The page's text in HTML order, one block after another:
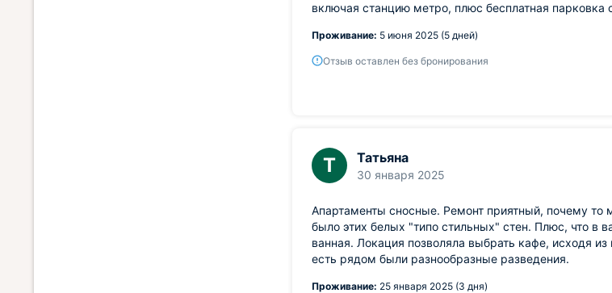
включая станцию метро, плюс бесплатная
Проживание: 5 июня 2025 (5 дней)
Отзыв оставлен без бронирования
Т Татьяна
30 января 2025
Апартаменты сносные. Ремонт приятный, почему то
было этих белых "типо стильных" стен. Плюс, что в
ванная. Локация позволяла выбрать кафе, исходя
есть рядом были разнообразные разведения.
Проживание: 25 января 2025 (3 дня)